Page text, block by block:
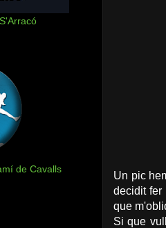
Un pic
decidit fer
que
Si que
de Cavalls